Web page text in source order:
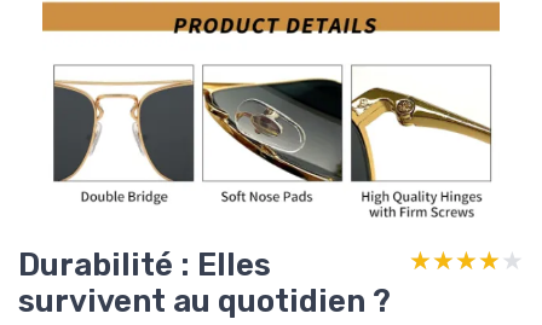
Durabilité : Elles
survivent au quotidien ?
★★★★★
★★★★★